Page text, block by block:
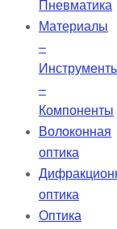
Пневматика
Материалы
–
–
Компоненты
Волоконная
оптика
оптика
Оптика